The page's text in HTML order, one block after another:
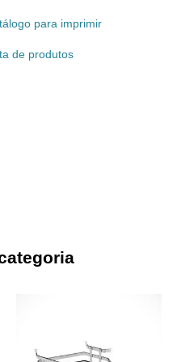
para imprimir
de produtos